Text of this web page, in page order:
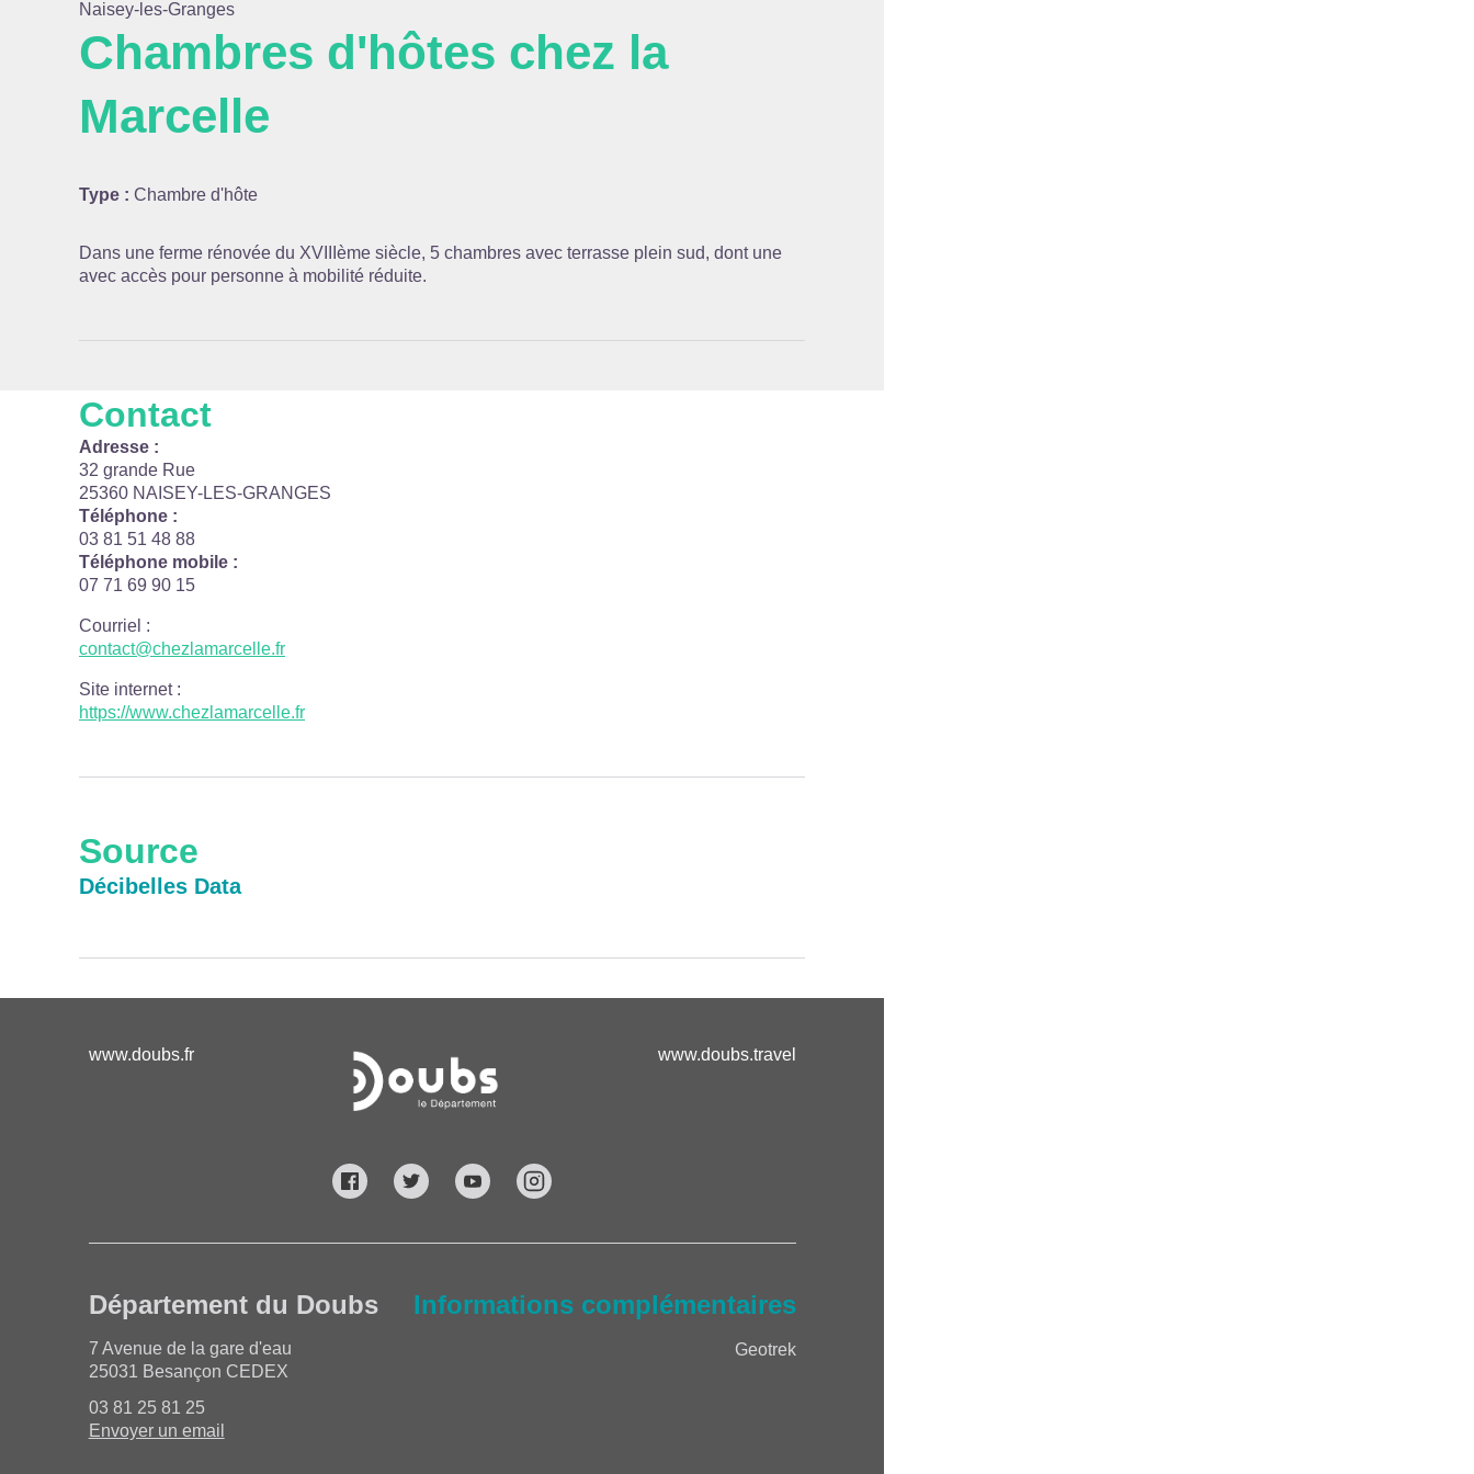
Naisey-les-Granges
Chambres d'hôtes chez la
Marcelle
Type : Chambre d'hôte
Dans une ferme rénovée du XVIIIème siècle, 5 chambres avec terrasse plein sud, dont une
avec accès pour personne à mobilité réduite.
Contact
Adresse :
32 grande Rue
25360 NAISEY-LES-GRANGES
Téléphone :
03 81 51 48 88
Téléphone mobile :
07 71 69 90 15
Courriel :
contact@chezlamarcelle.fr
Site internet:
https://www.chezlamarcelle.fr
Source
Décibelles Data
www.doubs.fr www.doubs.travel
Département du Doubs
7 Avenue de la gare d'eau
25031 Besançon CEDEX
03 81 25 81 25
Envoyer un email
Informations complémentaires
Geotrek